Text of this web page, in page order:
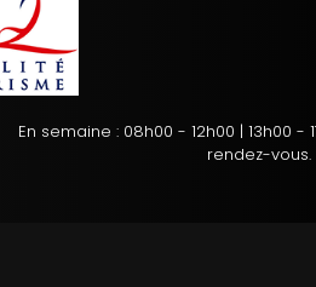
En semaine : 08h00 - 12h00 | 13h00 -
rendez-vous.